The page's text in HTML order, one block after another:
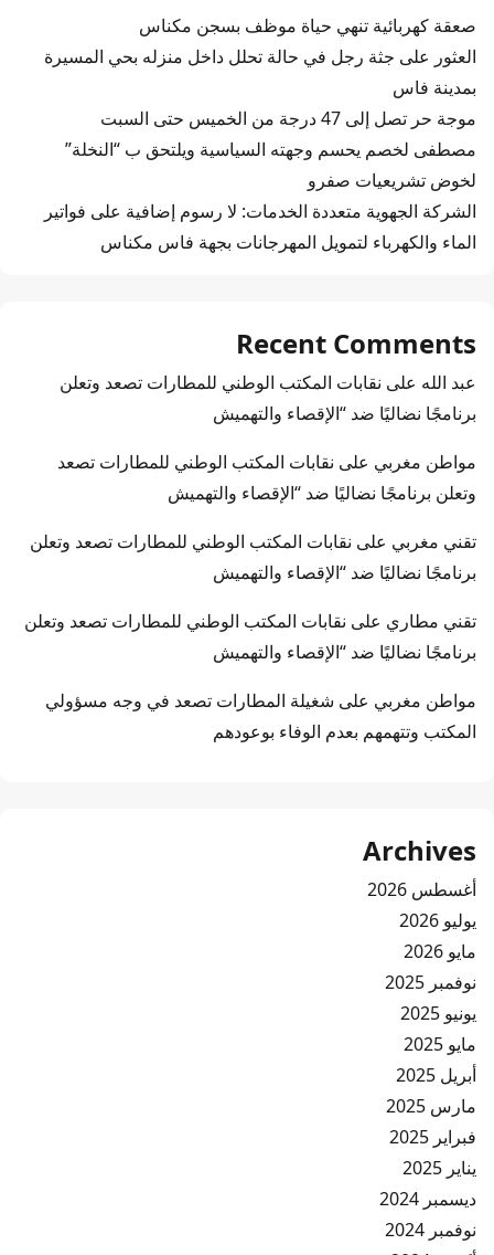
صعقة كهربائية تنهي حياة موظف بسجن مكناس
العثور على جثة رجل في حالة تحلل داخل منزله بحي المسيرة
بمدينة فاس
موجة حر تصل إلى 47 درجة من الخميس حتى السبت
مصطفى لخصم يحسم وجهته السياسية ويلتحق ب “النخلة”
لخوض تشريعيات صفرو
الشركة الجهوية متعددة الخدمات: لا رسوم إضافية على فواتير
الماء والكهرباء لتمويل المهرجانات بجهة فاس مكناس
Recent Comments
عبد الله على نقابات المكتب الوطني للمطارات تصعد وتعلن
برنامجًا نضاليًا ضد “الإقصاء والتهميش
مواطن مغربي على نقابات المكتب الوطني للمطارات تصعد
وتعلن برنامجًا نضاليًا ضد “الإقصاء والتهميش
تقني مغربي على نقابات المكتب الوطني للمطارات تصعد وتعلن
برنامجًا نضاليًا ضد “الإقصاء والتهميش
تقني مطاري على نقابات المكتب الوطني للمطارات تصعد وتعلن
برنامجًا نضاليًا ضد “الإقصاء والتهميش
مواطن مغربي على شغيلة المطارات تصعد في وجه مسؤولي
المكتب وتتهمهم بعدم الوفاء بوعودهم
Archives
أغسطس 2026
يوليو 2026
مايو 2026
نوفمبر 2025
يونيو 2025
مايو 2025
أبريل 2025
مارس 2025
فبراير 2025
يناير 2025
ديسمبر 2024
نوفمبر 2024